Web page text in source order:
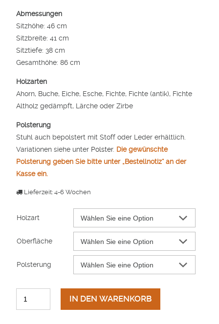
Abmessungen
Sitzhöhe: 46 cm
Sitzbreite: 41 cm
Sitztiefe: 38 cm
Gesamthöhe: 86 cm
Holzarten
Ahorn, Buche, Eiche, Esche, Fichte, Fichte (antik), Fichte
Altholz gedämpft, Lärche oder Zirbe
Polsterung
Stuhl auch bepolstert mit Stoff oder Leder erhältlich.
Variationen siehe unter Polster. Die gewünschte
Polsterung geben Sie bitte unter „Bestellnotiz“ an der
Kasse ein.
Lieferzeit: 4-6 Wochen
Holzart
Oberfläche
Polsterung
IN DEN WARENKORB